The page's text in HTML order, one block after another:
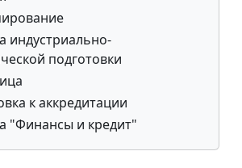
индустриально-
подготовки
к аккредитации
"Финансы и кредит"